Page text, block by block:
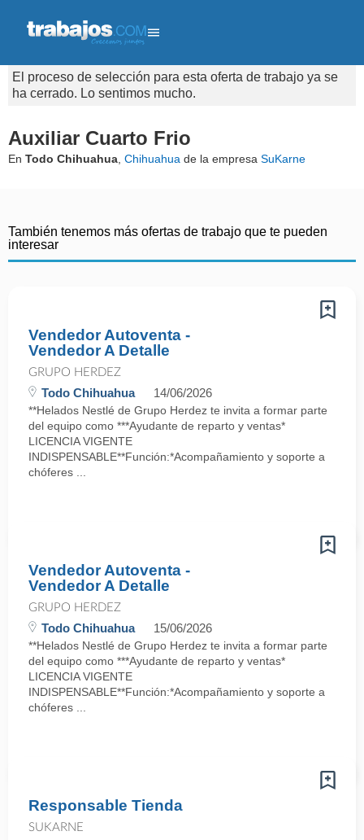
El proceso de selección para esta oferta de trabajo ya se
ha cerrado. Lo sentimos mucho.
Auxiliar Cuarto Frio
En Todo Chihuahua Chihuahua de la empresa SuKarne
También tenemos más ofertas de trabajo que te pueden
interesar
Vendedor Autoventa -
Vendedor A Detalle
GRUPO HERDEZ
Todo Chihuahua 14/06/2026
**Helados Nestlé de Grupo Herdez te invita a formar parte
del equipo como ***Ayudante de reparto y ventas*
LICENCIA VIGENTE
INDISPENSABLE**Función:*Acompañamiento y soporte a
chóferes ...
Vendedor Autoventa -
Vendedor A Detalle
GRUPO HERDEZ
Todo Chihuahua 15/06/2026
**Helados Nestlé de Grupo Herdez te invita a formar parte
del equipo como ***Ayudante de reparto y ventas*
LICENCIA VIGENTE
INDISPENSABLE**Función:*Acompañamiento y soporte a
chóferes ...
Responsable Tienda
SUKARNE